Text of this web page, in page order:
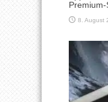
8. August